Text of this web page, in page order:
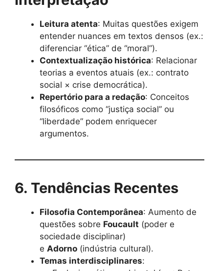
Leitura atenta: Muitas questões exigem
entender nuances em textos densos (ex.:
diferenciar “ética” de “moral”).
Contextualização histórica: Relacionar
teorias a eventos atuais (ex.: contrato
social × crise democrática).
Repertório para a redação: Conceitos
filosóficos como “justiça social” ou
“liberdade” podem enriquecer
argumentos.
6. Tendências Recentes
Filosofia Contemporânea: Aumento de
questões sobre Foucault (poder e
sociedade disciplinar)
e Adorno (indústria cultural).
Temas interdisciplinares: